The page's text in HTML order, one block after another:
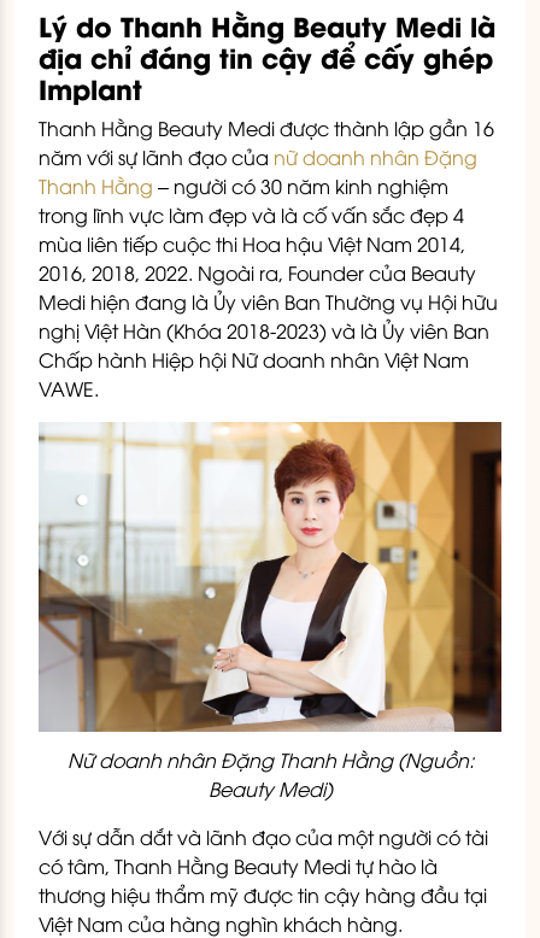
Lý do Thanh Hằng Beauty Medi là
địa chỉ đáng tin cậy để cấy ghép
Implant
Thanh Hằng Beauty Medi được thành lập gần 16
năm với sự lãnh đạo của nữ doanh nhân Đặng
Thanh Hằng – người có 30 năm kinh nghiệm
trong lĩnh vực làm đẹp và là cố vấn sắc đẹp 4
mùa liên tiếp cuộc thi Hoa hậu Việt Nam 2014,
2016, 2018, 2022. Ngoài ra, Founder của Beauty
Medi hiện đang là Ủy viên Ban Thường vụ Hội hữu
nghị Việt Hàn (Khóa 2018-2023) và là Ủy viên Ban
Chấp hành Hiệp hội Nữ doanh nhân Việt Nam
VAWE.
Nữ doanh nhân Đặng Thanh Hằng (Nguồn:
Beauty Medi)
Với sự dẫn dắt và lãnh đạo của một người có tài
có tâm, Thanh Hằng Beauty Medi tự hào là
thương hiệu thẩm mỹ được tin cậy hàng đầu tại
Việt Nam của hàng nghìn khách hàng.